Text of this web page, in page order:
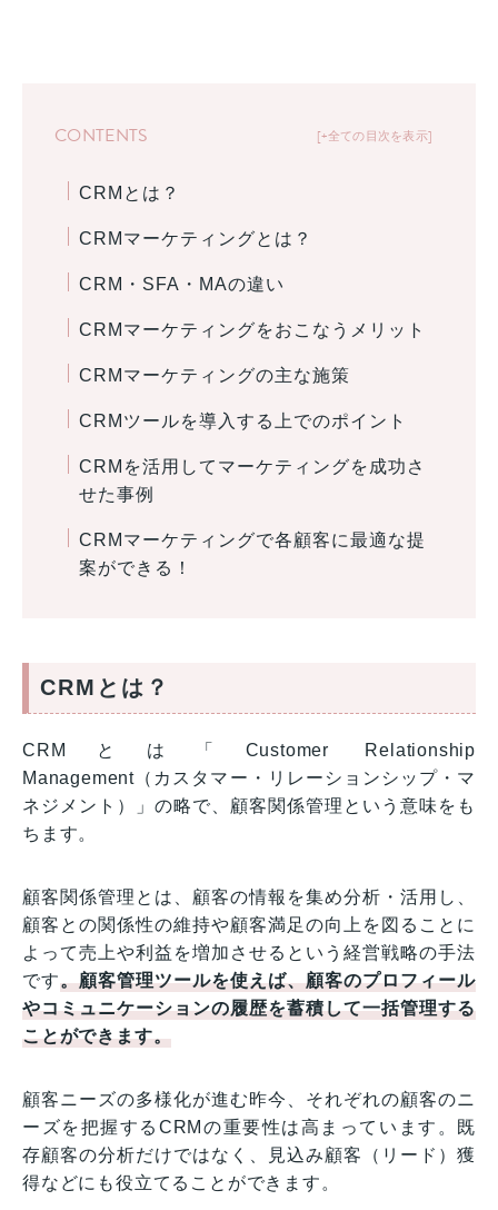
+全ての目次を表示
CONTENTS
CRMとは？
CRMマーケティングとは？
CRM・SFA・MAの違い
CRMマーケティングをおこなうメリット
CRMマーケティングの主な施策
CRMツールを導入する上でのポイント
CRMを活用してマーケティングを成功さ
せた事例
CRMマーケティングで各顧客に最適な提
案ができる！
CRMとは？
CRMとは「Customer Relationship
Management（カスタマー・リレーションシップ・マ
ネジメント）」の略で、顧客関係管理という意味をも
ちます。
顧客関係管理とは、顧客の情報を集め分析・活用し、
顧客との関係性の維持や顧客満足の向上を図ることに
よって売上や利益を増加させるという経営戦略の手法
です。顧客管理ツールを使えば、顧客のプロフィール
やコミュニケーションの履歴を蓄積して一括管理する
ことができます。
顧客ニーズの多様化が進む昨今、それぞれの顧客のニ
ーズを把握するCRMの重要性は高まっています。既
存顧客の分析だけではなく、見込み顧客（リード）獲
得などにも役立てることができます。